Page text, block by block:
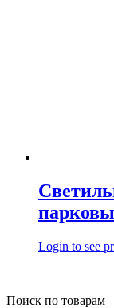
Login to see
Поиск по товарам